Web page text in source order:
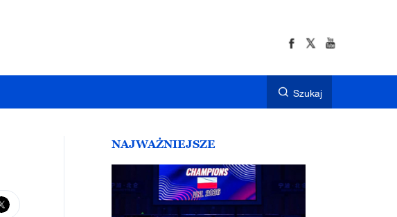
Szukaj
NAJWAŻNIEJSZE